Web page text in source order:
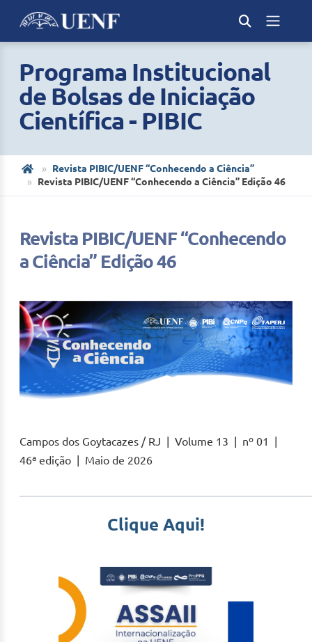
Programa Institucional
de Bolsas de Iniciação
Científica - PIBIC
Revista PIBIC/UENF “Conhecendo a Ciência”
Revista PIBIC/UENF “Conhecendo a Ciência” Edição 46
Revista PIBIC/UENF “Conhecendo
a Ciência” Edição 46
Campos dos Goytacazes / RJ | Volume 13 | nº 01 |
46ª edição | Maio de 2026
Clique Aqui!